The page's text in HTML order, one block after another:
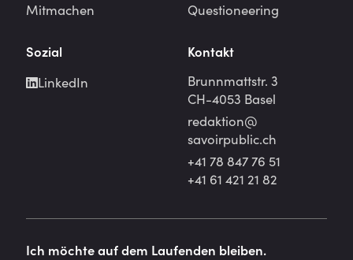
Mitmachen
Questioneering
Sozial
LinkedIn
Kontakt
Brunnmattstr. 3
CH-4053 Basel
redaktion@
savoirpublic.ch
+41 78 847 76 51
+41 61 421 21 82
Ich möchte auf dem Laufenden bleiben.